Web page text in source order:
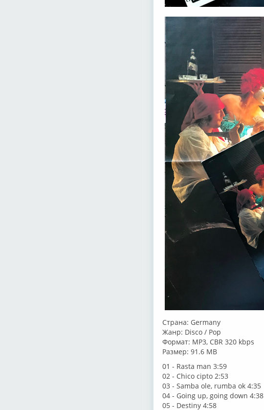
Страна: Germany
Жанр: Disco / Pop
Формат: MP3, CBR 320 kbps
Размер: 91.6 MB
01 - Rasta man 3:59
02 - Chico cipto 2:53
03 - Samba ole, rumba ok 4:35
04 - Going up, going down 4:38
05 - Destiny 4:58